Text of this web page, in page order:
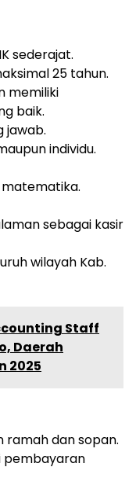
sederajat.
25 tahun.
memiliki
baik.
jawab.
individu.
sebagai kasir
wilayah Kab.
Staff
Daerah
2025
ramah dan sopan.
pembayaran